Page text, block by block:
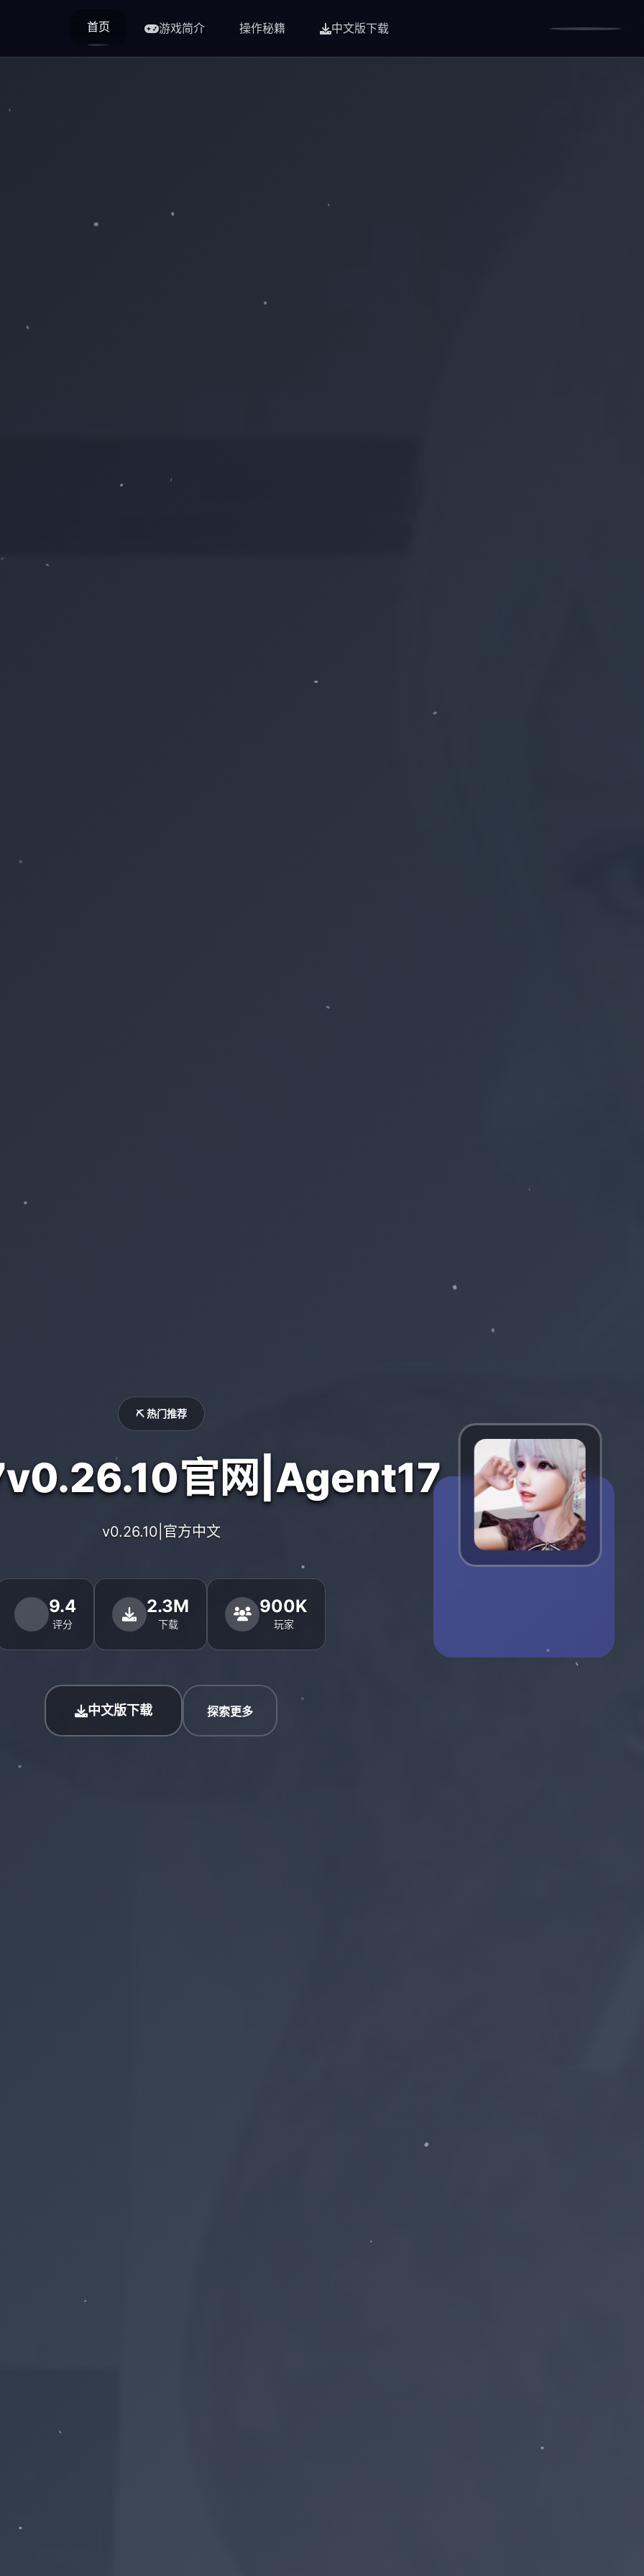
首页 游戏简介 操作秘籍 中文版下载
⛏️ 热门推荐
官网|Agent17
v0.26.10|官方中文
9.4
评分
2.3M
下载
900K
玩家
中文版下载 探索更多